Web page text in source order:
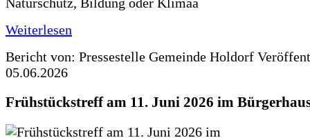
Weiterlesen
Bericht von: Pressestelle Gemeinde Holdorf
05.06.2026
Frühstückstreff am 11. Juni 2026 im